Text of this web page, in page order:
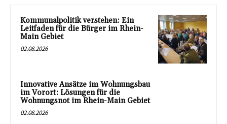
Kommunalpolitik verstehen: Ein
Leitfaden für die Bürger im Rhein-
Main Gebiet
02.08.2026
Innovative Ansätze im Wohnungsbau
im Vorort: Lösungen für die
Wohnungsnot im Rhein-Main Gebiet
02.08.2026